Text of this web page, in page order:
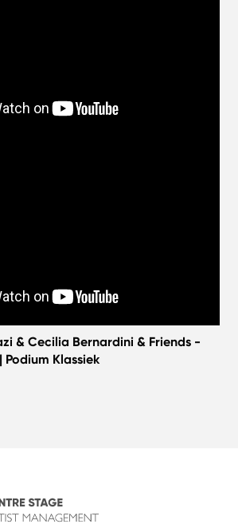
& Cecilia Bernardini & Friends -
Klassiek